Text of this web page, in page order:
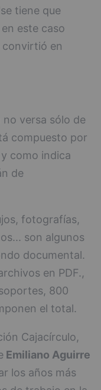
tiene que
este caso
convirtió en
versa sólo de
compuesto por
como indica
de
fotografías,
son algunos
documental.
en PDF.,
800
el total.
Cajacírculo,
Emiliano Aguirre
los años más